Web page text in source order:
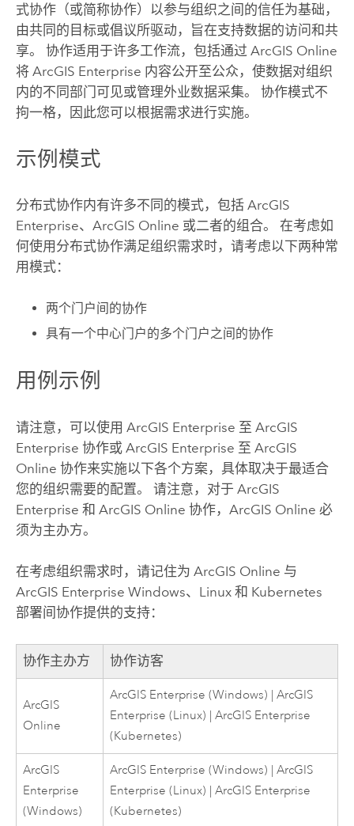
式协作（或简称协作）以参与组织之间的信任为基础，
由共同的目标或倡议所驱动，旨在支持数据的访问和共
享。 协作适用于许多工作流，包括通过 ArcGIS Online
将 ArcGIS Enterprise 内容公开至公众，使数据对组织
内的不同部门可见或管理外业数据采集。 协作模式不
拘一格，因此您可以根据需求进行实施。
示例模式
分布式协作内有许多不同的模式，包括 ArcGIS
Enterprise、 ArcGIS Online 或二者的组合。 在考虑如
何使用分布式协作满足组织需求时，请考虑以下两种常
用模式：
两个门户间的协作
具有一个中心门户的多个门户之间的协作
用例示例
请注意，可以使用 ArcGIS Enterprise 至 ArcGIS
Enterprise 协作或 ArcGIS Enterprise 至 ArcGIS
Online 协作来实施以下各个方案，具体取决于最适合
您的组织需要的配置。 请注意，对于 ArcGIS
Enterprise 和 ArcGIS Online 协作， ArcGIS Online 必
须为主办方。
在考虑组织需求时，请记住为 ArcGIS Online 与
ArcGIS Enterprise Windows、 Linux和 Kubernetes
部署间协作提供的支持：
协作主办方 协作访客
ArcGIS
Online
ArcGIS Enterprise (Windows) |ArcGIS
Enterprise (Linux) |ArcGIS Enterprise
(Kubernetes)
ArcGIS
Enterprise
(Windows)
ArcGIS Enterprise (Windows) |ArcGIS
Enterprise (Linux) |ArcGIS Enterprise
(Kubernetes)